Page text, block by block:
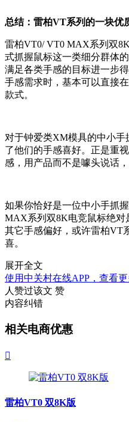
总结：雷柏VT系列的一块优
雷柏VT0/ VT0 MAX系列双
式抓握鼠标这一类细分群体
满足各类手感的目标进一步
手感需求时，基本可以直接
款式。
对于钟爱类XM模具的中小
了他们的手感喜好。正是重
感，用产品而不是噱头说话
如果你恰好是一位中小手抓
MAX系列双8K电竞鼠标绝对
其它手感偏好，或许雷柏VT
喜。
展开全文
使用中关村在线APP，查看
人赞过该文 赞
内容纠错
相关电商优惠

雷柏VT0 双8K版